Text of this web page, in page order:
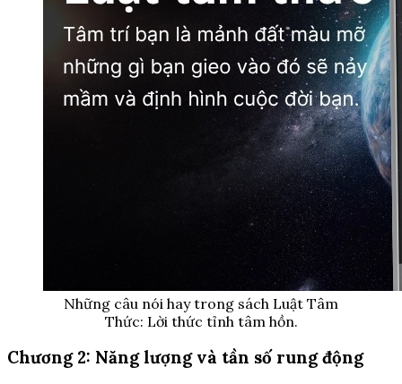
Những câu nói hay trong sách Luật Tâm
Thức: Lời thức tỉnh tâm hồn.
Chương 2: Năng lượng và tần số rung động